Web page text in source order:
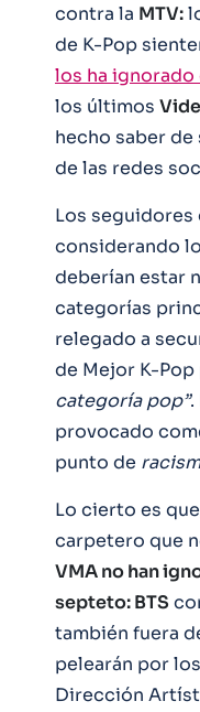
contra la MTV:
de K-Pop
los ha ignorado
los últimos
hecho saber
de las redes
Los seguidores
considerando
deberían estar
categorías
relegado a
de Mejor K-Pop
categoría pop”.
provocado
punto de
Lo cierto es
carpetero que
VMA no han
septeto: BTS
también fuera
pelearán por
Dirección